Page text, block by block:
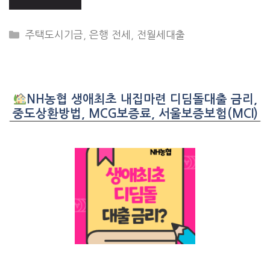
CATEGORIES
주택도시기금 ,은행 전세 전월세대출
NH농협 생애최초 내집마련 디딤돌대출 금리,
중도상환방법, MCG보증료, 서울보증보험(MCI)